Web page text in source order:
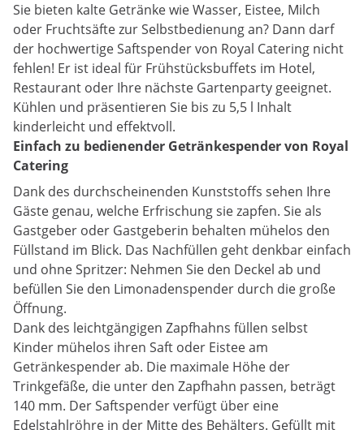
Sie bieten kalte Getränke wie Wasser, Eistee, Milch
oder Fruchtsäfte zur Selbstbedienung an? Dann darf
der hochwertige Saftspender von Royal Catering nicht
fehlen! Er ist ideal für Frühstücksbuffets im Hotel,
Restaurant oder Ihre nächste Gartenparty geeignet.
Kühlen und präsentieren Sie bis zu 5,5 l Inhalt
kinderleicht und effektvoll.
Einfach zu bedienender Getränkespender von Royal
Catering
Dank des durchscheinenden Kunststoffs sehen Ihre
Gäste genau, welche Erfrischung sie zapfen. Sie als
Gastgeber oder Gastgeberin behalten mühelos den
Füllstand im Blick. Das Nachfüllen geht denkbar einfach
und ohne Spritzer: Nehmen Sie den Deckel ab und
befüllen Sie den Limonadenspender durch die große
Öffnung.
Dank des leichtgängigen Zapfhahns füllen selbst
Kinder mühelos ihren Saft oder Eistee am
Getränkespender ab. Die maximale Höhe der
Trinkgefäße, die unter den Zapfhahn passen, beträgt
140 mm. Der Saftspender verfügt über eine
Edelstahlröhre in der Mitte des Behälters. Gefüllt mit